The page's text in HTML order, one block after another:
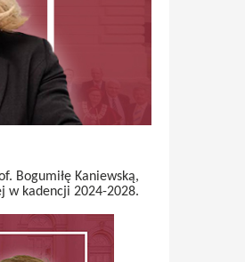
Bogumiłę Kaniewską,
w kadencji 2024-2028.